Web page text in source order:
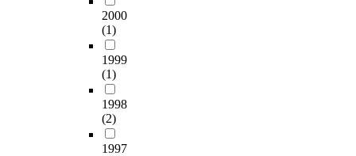
2000
(1)
1999
(1)
1998
(2)
1997